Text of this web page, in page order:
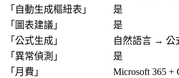
「 自動生成樞紐表 」
是
「 圖表建議 」
是
「 公式生成 」
自然語言 → 公
「 異常偵測 」
是
「 月費 」 Microsoft 365 +